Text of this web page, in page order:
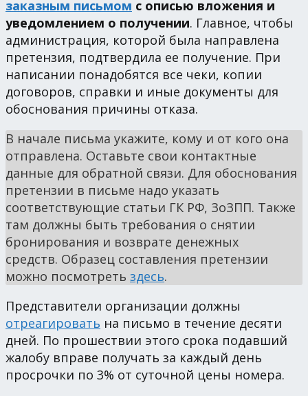
заказным письмом с описью вложения и
уведомлением о получении. Главное, чтобы
администрация, которой была направлена
претензия, подтвердила ее получение. При
написании понадобятся все чеки, копии
договоров, справки и иные документы для
обоснования причины отказа.
В начале письма укажите, кому и от кого она
отправлена. Оставьте свои контактные
данные для обратной связи. Для обоснования
претензии в письме надо указать
соответствующие статьи ГК РФ, ЗоЗПП. Также
там должны быть требования о снятии
бронирования и возврате денежных
средств. Образец составления претензии
можно посмотреть здесь.
Представители организации должны
отреагировать на письмо в течение десяти
дней. По прошествии этого срока подавший
жалобу вправе получать за каждый день
просрочки по 3% от суточной цены номера.